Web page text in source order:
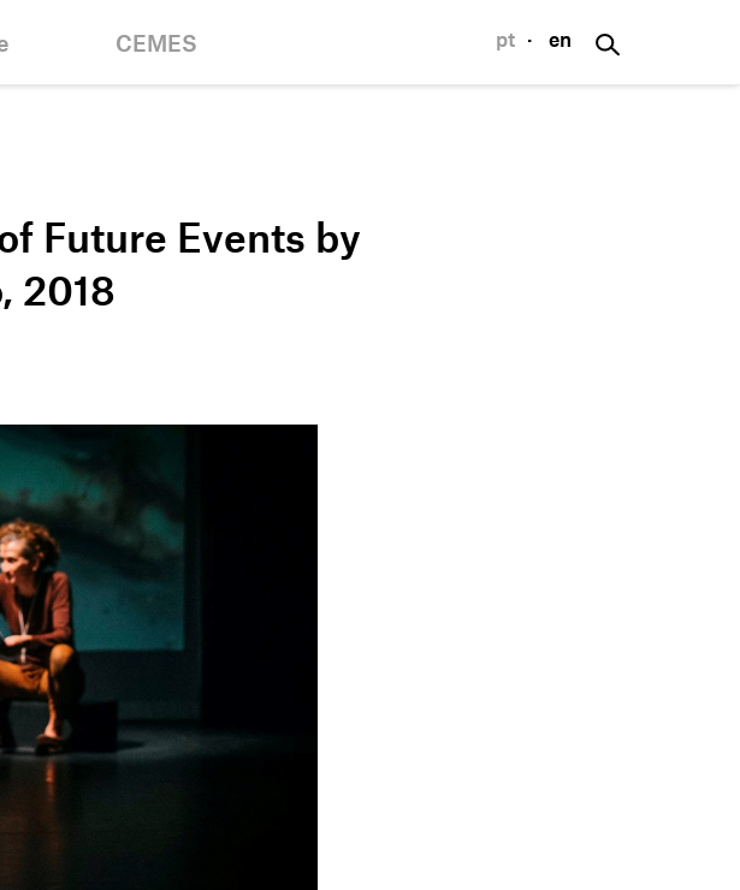
CEMES
Mission
pt · en
Future Events by
2018